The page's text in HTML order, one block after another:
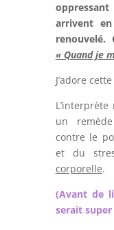
arrivent
« Quand je
J’adore
un
contre le
et du
corporelle.
(Avant de
serait super